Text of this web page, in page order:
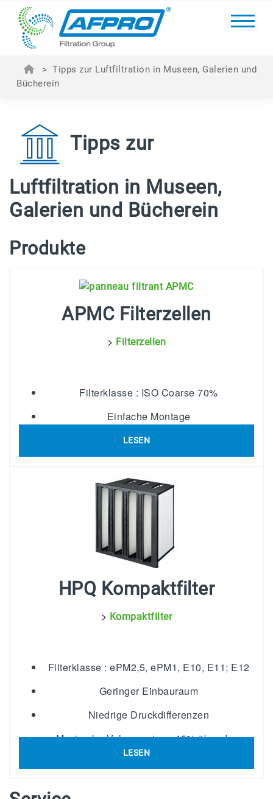
> Tipps zur Luftfiltration in Museen, Galerien und
Bücherein
Tipps zur
Luftfiltration in Museen,
Galerien und Bücherein
Produkte
APMC Filterzellen
> Filterzellen
Filterklasse : ISO Coarse 70%
Einfache Montage
Stabiler Rahmen
LESEN
HPQ Kompaktfilter
> Kompaktfilter
Filterklasse : ePM2,5, ePM1, E10, E11; E12
Geringer Einbauraum
Niedrige Druckdifferenzen
Maximaler Volumenstrom 45% über dem
Nennwert
LESEN